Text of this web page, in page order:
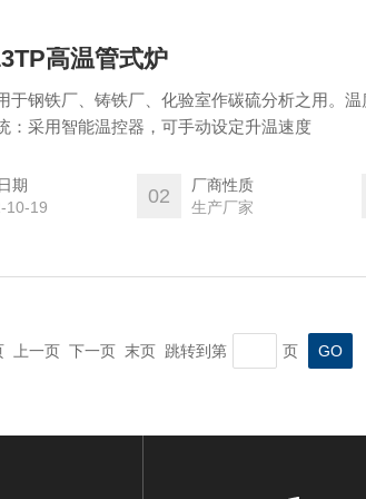
高温管式炉
于钢铁厂、铸铁厂、化验室作碳硫分析之用。
：采用智能温控器，可手动设定升温速度
期
10-19
02
厂商性质
生产厂家
上一页 下一页 末页 跳转到第 页